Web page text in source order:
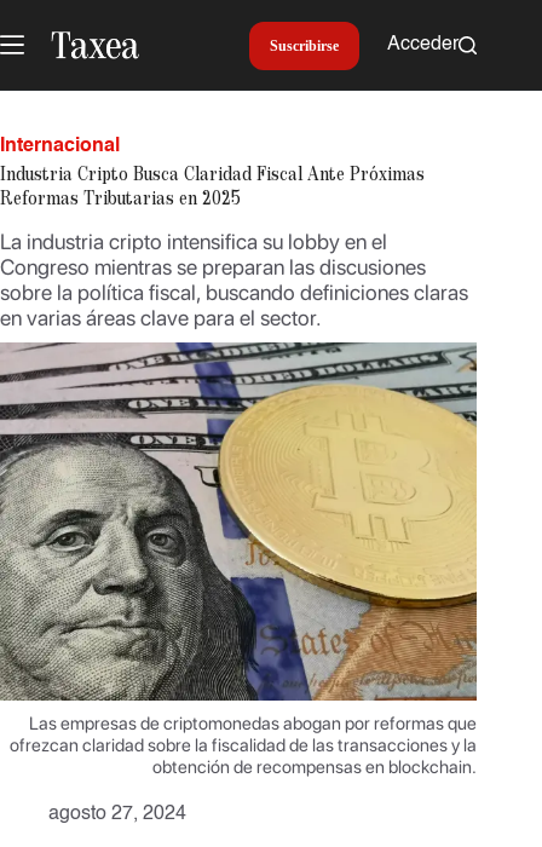
al
contenido
Suscribirse Acceder
Internacional
Industria Cripto Busca Claridad Fiscal Ante Próximas
Reformas Tributarias en 2025
La industria cripto intensifica su lobby en el
Congreso mientras se preparan las discusiones
sobre la política fiscal, buscando definiciones claras
en varias áreas clave para el sector.
Las empresas de criptomonedas abogan por reformas que
ofrezcan claridad sobre la fiscalidad de las transacciones y la
obtención de recompensas en blockchain.
agosto 27, 2024